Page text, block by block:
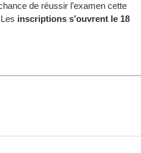
de réussir l’examen cette
inscriptions s’ouvrent le 18